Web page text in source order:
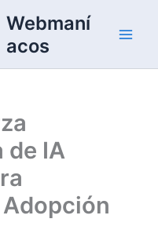
Webmaní
acos
de IA